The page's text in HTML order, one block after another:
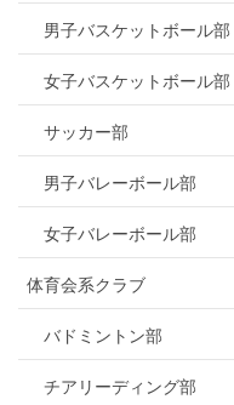
男子バスケットボール部
女子バスケットボール部
サッカー部
男子バレーボール部
女子バレーボール部
体育会系クラブ
バドミントン部
チアリーディング部